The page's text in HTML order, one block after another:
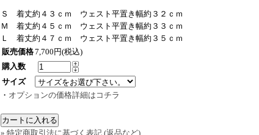
Ｓ 着丈約４３ｃｍ ウェスト平置き幅約３２ｃｍ
Ｍ 着丈約４５ｃｍ ウェスト平置き幅約３３ｃｍ
Ｌ 着丈約４７ｃｍ ウェスト平置き幅約３５ｃｍ
販売価格7,700円(税込)
購入数
サイズ
・ オプションの価格詳細はコチラ
» 特定商取引法に基づく表記 (返品など)